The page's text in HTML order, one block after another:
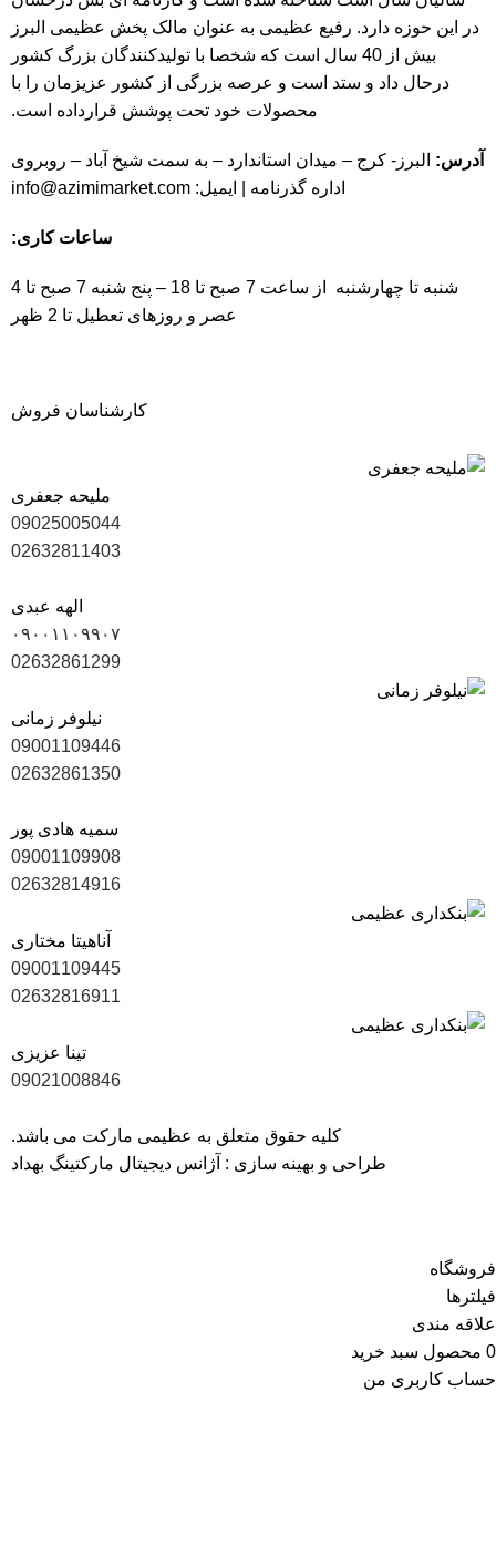
در این حوزه دارد. رفیع عظیمی به عنوان مالک پخش عظیمی البرز
بیش از 40 سال است که شخصا با تولیدکنندگان بزرگ کشور
درحال داد و ستد است و عرصه بزرگی از کشور عزیزمان را با
محصولات خود تحت پوشش قرارداده است.
آدرس: البرز- کرج – میدان استاندارد – به سمت شیخ آباد – روبروی
اداره گذرنامه | ایمیل: info@azimimarket.com
ساعات کاری:
شنبه تا چهارشنبه از ساعت 7 صبح تا 18 – پنج شنبه 7 صبح تا 4
عصر و روزهای تعطیل تا 2 ظهر
کارشناسان فروش
ملیحه جعفری
09025005044
02632811403
الهه عبدی
۰۹۰۰۱۱۰۹۹۰۷
02632861299
نیلوفر زمانی
09001109446
02632861350
سمیه هادی پور
09001109908
02632814916
آناهیتا مختاری
09001109445
02632816911
تینا عزیزی
09021008846
کلیه حقوق متعلق به عظیمی مارکت می باشد.
طراحی و بهینه سازی : آژانس دیجیتال مارکتینگ بهداد
فروشگاه
فیلترها
علاقه مندی
0 محصول سبد خرید
حساب کاربری من